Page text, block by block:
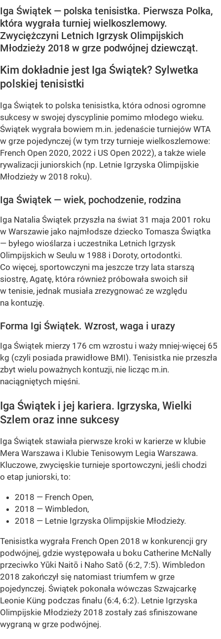
Iga Świątek — polska tenisistka. Pierwsza Polka,
która wygrała turniej wielkoszlemowy.
Zwyciężczyni Letnich Igrzysk Olimpijskich
Młodzieży 2018 w grze podwójnej dziewcząt.
Kim dokładnie jest Iga Świątek? Sylwetka
polskiej tenisistki
Iga Świątek to polska tenisistka, która odnosi ogromne
sukcesy w swojej dyscyplinie pomimo młodego wieku.
Świątek wygrała bowiem m.in. jedenaście turniejów WTA
w grze pojedynczej (w tym trzy turnieje wielkoszlemowe:
French Open 2020, 2022 i US Open 2022), a także wiele
rywalizacji juniorskich (np. Letnie Igrzyska Olimpijskie
Młodzieży w 2018 roku).
Iga Świątek — wiek, pochodzenie, rodzina
Iga Natalia Świątek przyszła na świat 31 maja 2001 roku
w Warszawie jako najmłodsze dziecko Tomasza Świątka
— byłego wioślarza i uczestnika Letnich Igrzysk
Olimpijskich w Seulu w 1988 i Doroty, ortodontki.
Co więcej, sportowczyni ma jeszcze trzy lata starszą
siostrę, Agatę, która również próbowała swoich sił
w tenisie, jednak musiała zrezygnować ze względu
na kontuzję.
Forma Igi Świątek. Wzrost, waga i urazy
Iga Świątek mierzy 176 cm wzrostu i waży mniej-więcej 65
kg (czyli posiada prawidłowe BMI). Tenisistka nie przeszła
zbyt wielu poważnych kontuzji, nie licząc m.in.
naciągniętych mięśni.
Iga Świątek i jej kariera. Igrzyska, Wielki
Szlem oraz inne sukcesy
Iga Świątek stawiała pierwsze kroki w karierze w klubie
Mera Warszawa i Klubie Tenisowym Legia Warszawa.
Kluczowe, zwycięskie turnieje sportowczyni, jeśli chodzi
o etap juniorski, to:
2018 — French Open,
2018 — Wimbledon,
2018 — Letnie Igrzyska Olimpijskie Młodzieży.
Tenisistka wygrała French Open 2018 w konkurencji gry
podwójnej, gdzie występowała u boku Catherine McNally
przeciwko Yūki Naitō i Naho Satō (6:2, 7:5). Wimbledon
2018 zakończył się natomiast triumfem w grze
pojedynczej. Świątek pokonała wówczas Szwajcarkę
Leonie Küng podczas finału (6:4, 6:2). Letnie Igrzyska
Olimpijskie Młodzieży 2018 zostały zaś sfiniszowane
wygraną w grze podwójnej.